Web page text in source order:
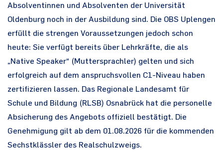
Absolventinnen und Absolventen der Universität
Oldenburg noch in der Ausbildung sind. Die OBS Uplengen
erfüllt die strengen Voraussetzungen jedoch schon
heute: Sie verfügt bereits über Lehrkräfte, die als
„Native Speaker“ (Muttersprachler) gelten und sich
erfolgreich auf dem anspruchsvollen C1-Niveau haben
zertifizieren lassen. Das Regionale Landesamt für
Schule und Bildung (RLSB) Osnabrück hat die personelle
Absicherung des Angebots offiziell bestätigt. Die
Genehmigung gilt ab dem 01.08.2026 für die kommenden
Sechstklässler des Realschulzweigs.